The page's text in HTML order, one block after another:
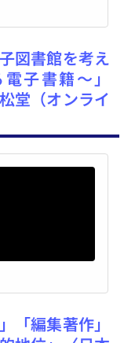
図書館を考え
子書籍～」
堂（オンライ
「編集著作」